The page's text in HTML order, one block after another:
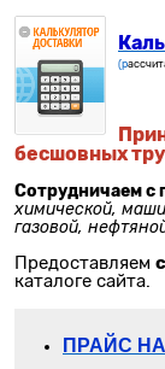
(р
бесшовных
Сотрудничаем с
химической,
газовой,
Предоставляем
каталоге сайта.
П РАЙС